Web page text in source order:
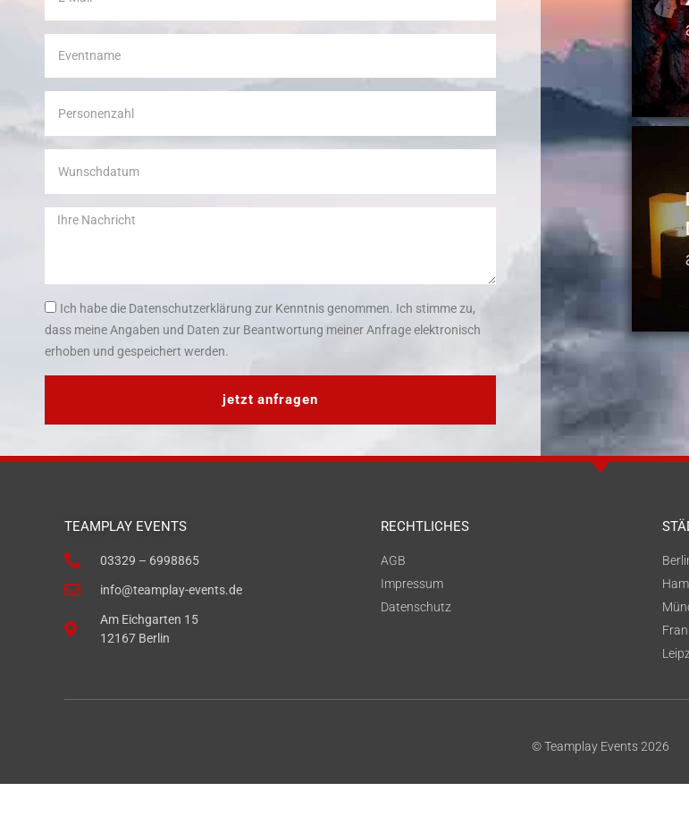
Ich habe die Datenschutzerklärung zur Kenntnis genommen. Ich stimme zu,
dass meine Angaben und Daten zur Beantwortung meiner Anfrage elektronisch
erhoben und gespeichert werden.
jetzt anfragen
TEAMPLAY EVENTS
03329 – 6998865
info@teamplay-events.de
Am Eichgarten 15
12167 Berlin
RECHTLICHES
AGB
Impressum
Datenschutz
© Teamplay Events 2026